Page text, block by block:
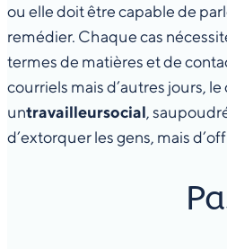
ou elle doit être capable de
remédier. Chaque cas
termes de matières et de
courriels mais d’autres jours,
untravailleursocial,
d’extorquer les gens, mais